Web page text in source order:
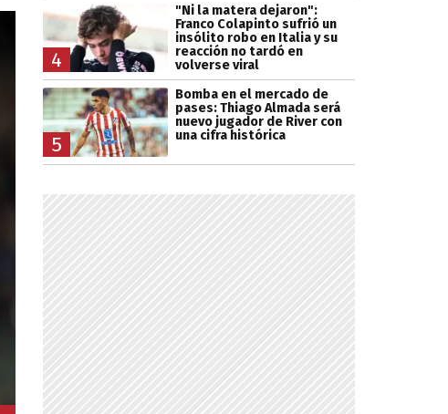
4
"Ni la matera dejaron":
Franco Colapinto sufrió un
insólito robo en Italia y su
reacción no tardó en
volverse viral
5
Bomba en el mercado de
pases: Thiago Almada será
nuevo jugador de River con
una cifra histórica